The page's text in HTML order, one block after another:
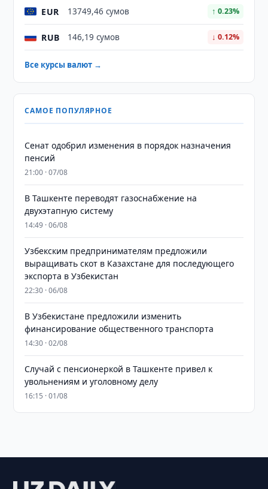
EUR 13749,46 сумов ↑ 0.23%
RUB 146,19 сумов ↓ 0.12%
Все курсы валют →
САМОЕ ПОПУЛЯРНОЕ
Сенат одобрил изменения в порядок назначения
пенсий
21:00 · 07/08
В Ташкенте переводят газоснабжение на
двухэтапную систему
14:49 · 06/08
Узбекским предпринимателям предложили
выращивать скот в Казахстане для последующего
экспорта в Узбекистан
22:30 · 06/08
В Узбекистане предложили изменить
финансирование общественного транспорта
14:30 · 02/08
Случай с пенсионеркой в Ташкенте привел к
увольнениям и уголовному делу
16:15 · 01/08